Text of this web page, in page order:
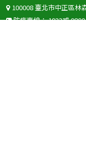
100008 臺北市中正區林
防疫專線：1922或